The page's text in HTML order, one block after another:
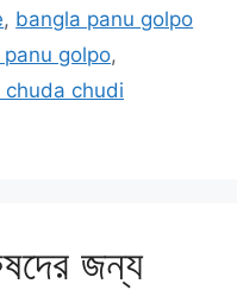
, bangla panu golpo
golpo,
chuda chudi
জন্য